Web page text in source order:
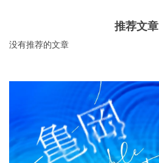
推荐文章
没有推荐的文章